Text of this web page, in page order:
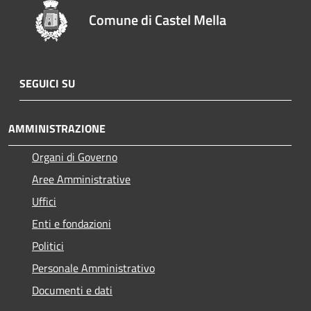
Comune di Castel Mella
SEGUICI SU
AMMINISTRAZIONE
Organi di Governo
Aree Amministrative
Uffici
Enti e fondazioni
Politici
Personale Amministrativo
Documenti e dati